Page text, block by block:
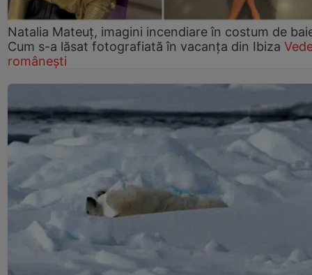
Natalia Mateuț, imagini incendiare în costum de
Cum s-a lăsat fotografiată în vacanța din Ibiza
românești